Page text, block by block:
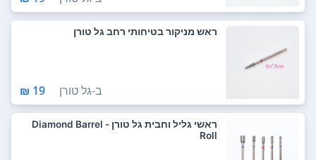
ראש מניקור בטיחותי רחב גל טורן
ב-גל טורן 19 ₪
ראשי גליל וחבית גל טורן - Diamond Barrel
Roll